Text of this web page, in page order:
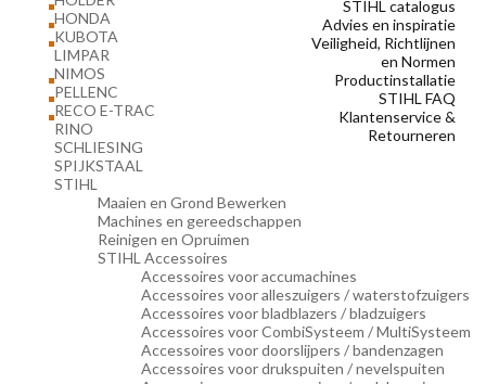
STIHL catalogus
Advies en inspiratie
Veiligheid, Richtlijnen
en Normen
Productinstallatie
STIHL FAQ
Klantenservice &
Retourneren
HONDA
KUBOTA
LIMPAR
NIMOS
PELLENC
RECO E-TRAC
RINO
SCHLIESING
SPIJKSTAAL
STIHL
Maaien en Grond Bewerken
Machines en gereedschappen
Reinigen en Opruimen
STIHL Accessoires
Accessoires voor accumachines
Accessoires voor alleszuigers / waterstofzuigers
Accessoires voor bladblazers / bladzuigers
Accessoires voor CombiSysteem / MultiSysteem
Accessoires voor doorslijpers / bandenzagen
Accessoires voor drukspuiten / nevelspuiten